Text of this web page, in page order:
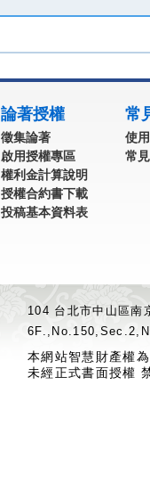
論著授權
徵集論著
啟用授權專區
權利金計算說明
授權合約書下載
投稿基本資料表
常
使
常
104 台北市中山區
本網站智慧財產權
未經正式書面授權